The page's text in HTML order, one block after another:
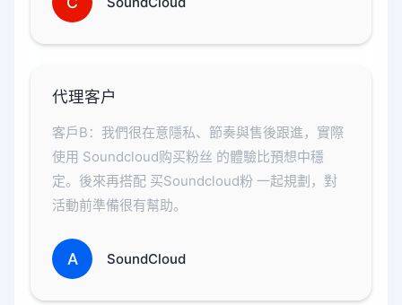
代理客户
客戶B：我們很在意隱私、節奏與售後跟進，實際
使用 Soundcloud购买粉丝 的體驗比預想中穩
定。後來再搭配 买Soundcloud粉 一起規劃，對
活動前準備很有幫助。
A SoundCloud